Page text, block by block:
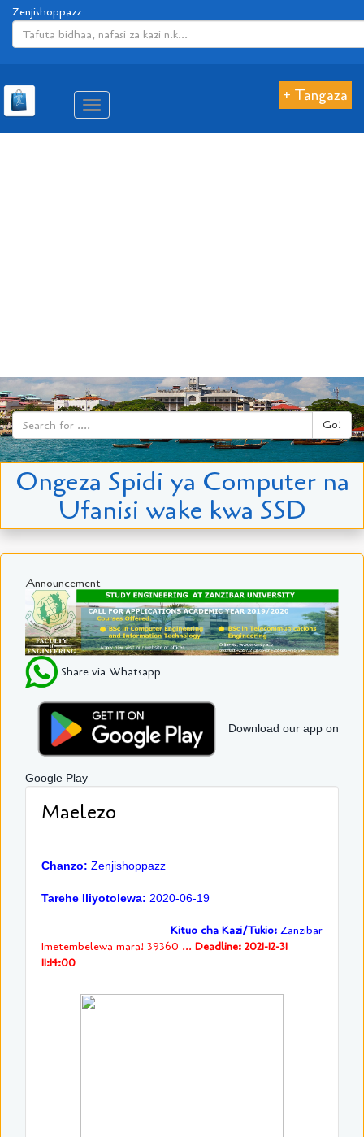
Zenjishoppazz
Aina
ya
+ Tangaza
Go!
Ongeza Spidi ya Computer na
Ufanisi wake kwa SSD
Announcement
Share via Whatsapp
Download our app on
Google Play
Maelezo
Chanzo: Zenjishoppazz
Tarehe Iliyotolewa: 2020-06-19
Kituo cha Kazi/Tukio: Zanzibar
Imetembelewa mara! 39360 ... Deadline: 2021-12-31
11:14:00